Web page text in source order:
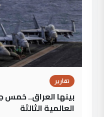
تقارير
بينها العراق.. خمس
العالمية الثالثة